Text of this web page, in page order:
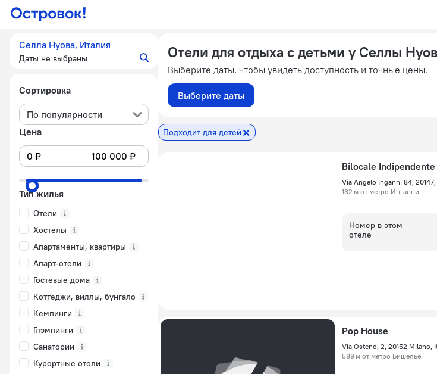
Селла Нуова, Италия
Даты не выбраны
Сортировка
По популярности
Цена
Тип жилья
Отели
Хостелы
Апартаменты, квартиры
Апарт-отели
Гостевые дома
Коттеджи, виллы, бунгало
Кемпинги
Глэмпинги
Санатории
Курортные отели
Отели для отдыха с детьми у Селлы
Выберите даты, чтобы увидеть доступность и точные цены.
Выберите даты
Подходит для детей
Bilocale Indipendente
Via Angelo Inganni 84,
132 м от метро Инганни
Номер в этом
отеле
Pop House
Via Osteno, 2, 20152 Milano,
589 м от метро Бишелье